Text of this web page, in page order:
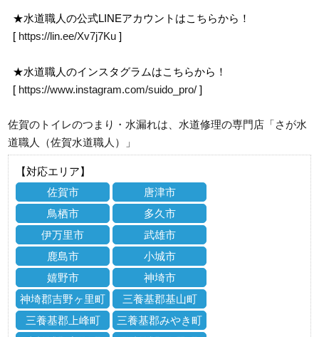
★水道職人の公式LINEアカウントはこちらから！
[ https://lin.ee/Xv7j7Ku ]
★水道職人のインスタグラムはこちらから！
[ https://www.instagram.com/suido_pro/ ]
佐賀のトイレのつまり・水漏れは、水道修理の専門店「さが水
道職人（佐賀水道職人）」
【対応エリア】
佐賀市
唐津市
鳥栖市
多久市
伊万里市
武雄市
鹿島市
小城市
嬉野市
神埼市
神埼郡吉野ヶ里町
三養基郡基山町
三養基郡上峰町
三養基郡みやき町